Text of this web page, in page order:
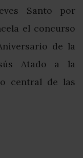
Santo por
el concurso
de la
Atado a la
central de las